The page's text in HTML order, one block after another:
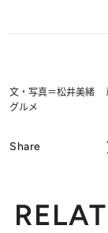
文・写真＝松井美緒
グルメ
Share